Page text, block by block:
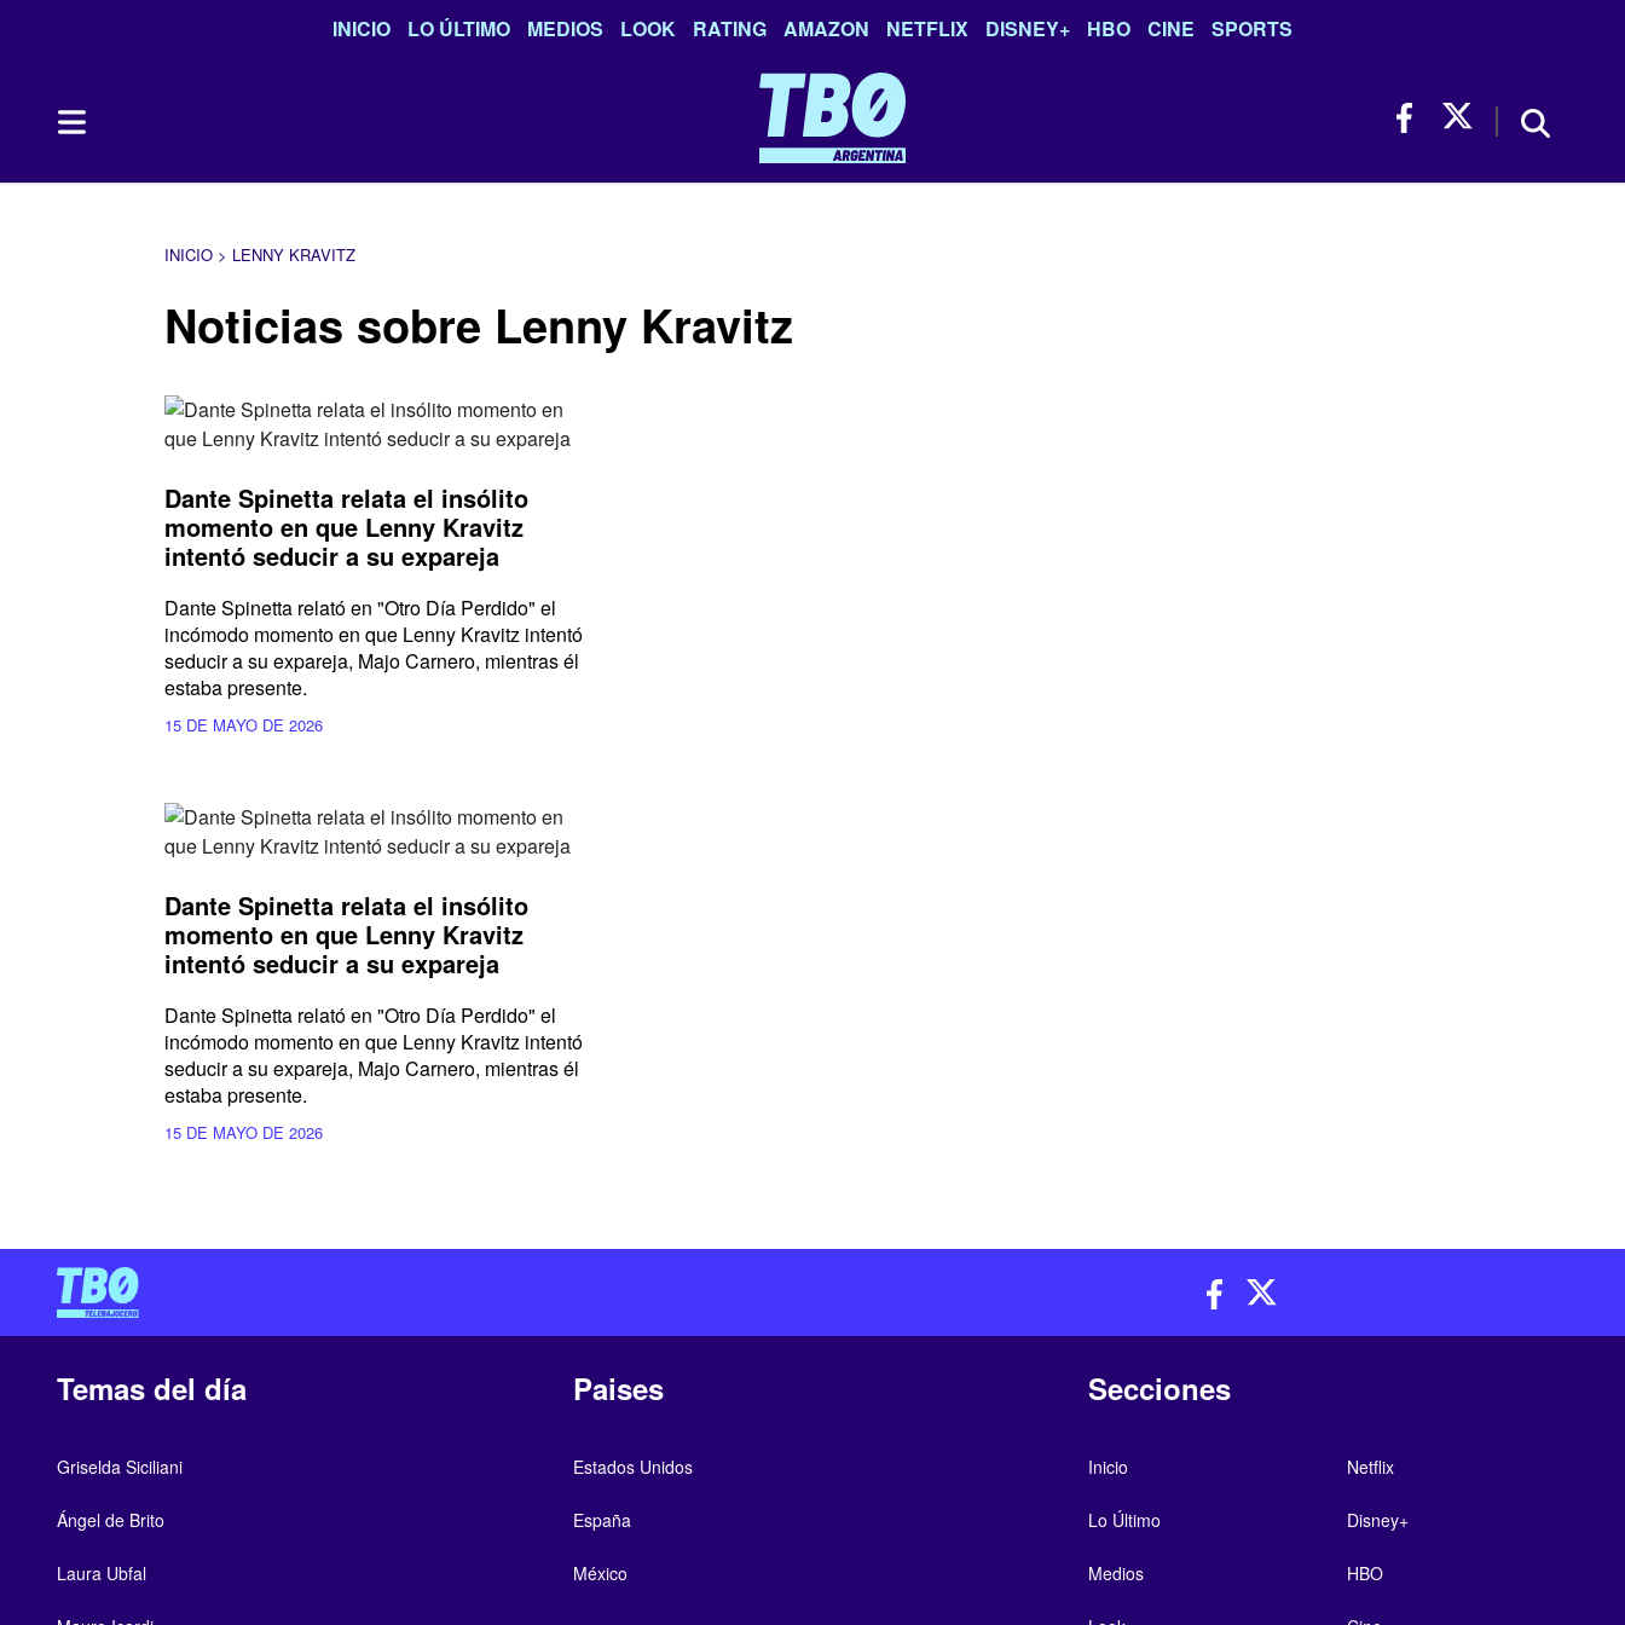
INICIO LO ÚLTIMO MEDIOS LOOK RATING AMAZON NETFLIX DISNEY+ HBO CINE SPORTS
INICIO > LENNY KRAVITZ
Noticias sobre Lenny Kravitz
Dante Spinetta relata el insólito
momento en que Lenny Kravitz
intentó seducir a su expareja
Dante Spinetta relató en "Otro Día Perdido" el
incómodo momento en que Lenny Kravitz intentó
seducir a su expareja, Majo Carnero, mientras él
estaba presente.
15 DE MAYO DE 2026
Dante Spinetta relata el insólito
momento en que Lenny Kravitz
intentó seducir a su expareja
Dante Spinetta relató en "Otro Día Perdido" el
incómodo momento en que Lenny Kravitz intentó
seducir a su expareja, Majo Carnero, mientras él
estaba presente.
15 DE MAYO DE 2026
Temas del día
Griselda Siciliani
Ángel de Brito
Laura Ubfal
Paises
Estados Unidos
España
México
Secciones
Inicio
Lo Último
Medios
Netflix
Disney+
HBO